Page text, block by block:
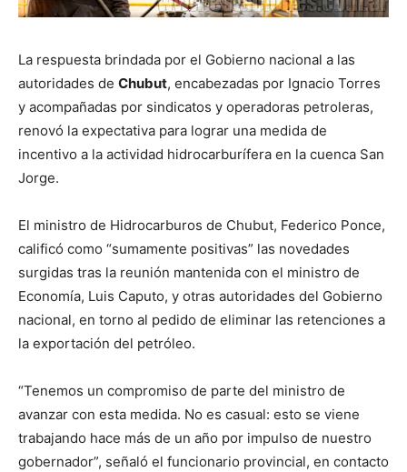
La respuesta brindada por el Gobierno nacional a las
autoridades de Chubut, encabezadas por Ignacio Torres
y acompañadas por sindicatos y operadoras petroleras,
renovó la expectativa para lograr una medida de
incentivo a la actividad hidrocarburífera en la cuenca San
Jorge.
El ministro de Hidrocarburos de Chubut, Federico Ponce,
calificó como “sumamente positivas” las novedades
surgidas tras la reunión mantenida con el ministro de
Economía, Luis Caputo, y otras autoridades del Gobierno
nacional, en torno al pedido de eliminar las retenciones a
la exportación del petróleo.
“Tenemos un compromiso de parte del ministro de
avanzar con esta medida. No es casual: esto se viene
trabajando hace más de un año por impulso de nuestro
gobernador”, señaló el funcionario provincial, en contacto